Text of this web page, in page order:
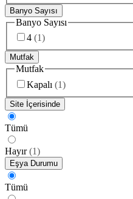
Banyo Sayısı
Banyo Sayısı
4 (1)
Mutfak
Mutfak
Kapalı (1)
Site İçerisinde
Tümü
Hayır (1)
Eşya Durumu
Tümü